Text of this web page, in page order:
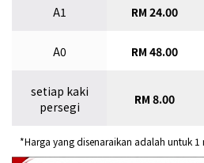
A1 RM 24.00
A0 RM 48.00
setiap kaki
persegi
RM 8.00
*Harga yang disenaraikan adalah untuk 1